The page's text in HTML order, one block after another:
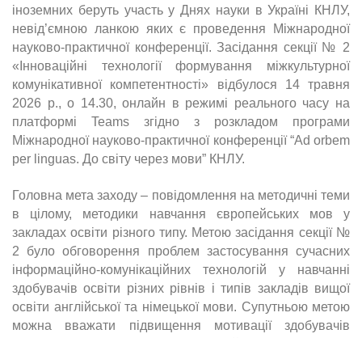
іноземних беруть участь у Днях науки в Україні КНЛУ,
невід’ємною ланкою яких є проведення Міжнародної
науково-практичної конференції. Засідання секції № 2
«Інноваційні технології формування міжкультурної
комунікативної компетентності» відбулося 14 травня
2026 р., о 14.30, онлайн в режимі реального часу на
платформі Teams згідно з розкладом програми
Міжнародної науково-практичної конференції “Ad orbem
per linguas. До світу через мови” КНЛУ.
Головна мета заходу – повідомлення на методичні теми
в цілому, методики навчання європейських мов у
закладах освіти різного типу. Метою засідання секції №
2 було обговорення проблем застосування сучасних
інформаційно-комунікаційних технологій у навчанні
здобувачів освіти різних рівнів і типів закладів вищої
освіти англійської та німецької мови. Супутньою метою
можна вважати підвищення мотивації здобувачів